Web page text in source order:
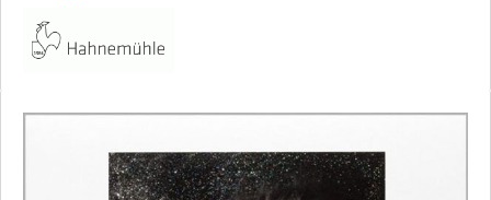
Bildergalerie überspringen